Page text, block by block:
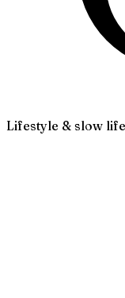
Lifestyle & slow